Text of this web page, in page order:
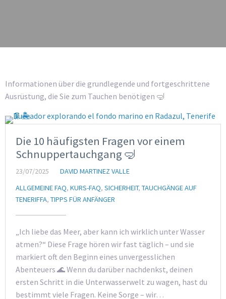
Informationen über die grundlegende und fortgeschrittene
Ausrüstung, die Sie zum Tauchen benötigen 🤿
Die 10 häufigsten Fragen vor einem
Schnuppertauchgang 🤿
23/07/2025
DAVID MARTINEZ VALLE
ALLGEMEINE FAQ, KURS-FAQ, SICHERHEIT, TAUCHGÄNGE AUF
TENERIFFA, TIPPS FÜR ANFÄNGER
„Ich liebe das Meer, aber kann ich wirklich unter Wasser
atmen?“ Diese Frage hören wir fast täglich – und sie
markiert oft den Beginn eines unvergesslichen
Abenteuers 🌊 Wenn du darüber nachdenkst, deinen
ersten Schritt in die Unterwasserwelt zu wagen, hast du
bestimmt viele Fragen. Keine Sorge – wir…